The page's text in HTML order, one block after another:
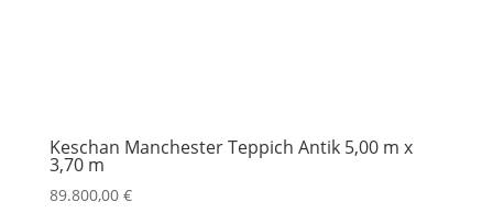
Keschan Manchester Teppich Antik 5,00 m x
3,70 m
89.800,00 €